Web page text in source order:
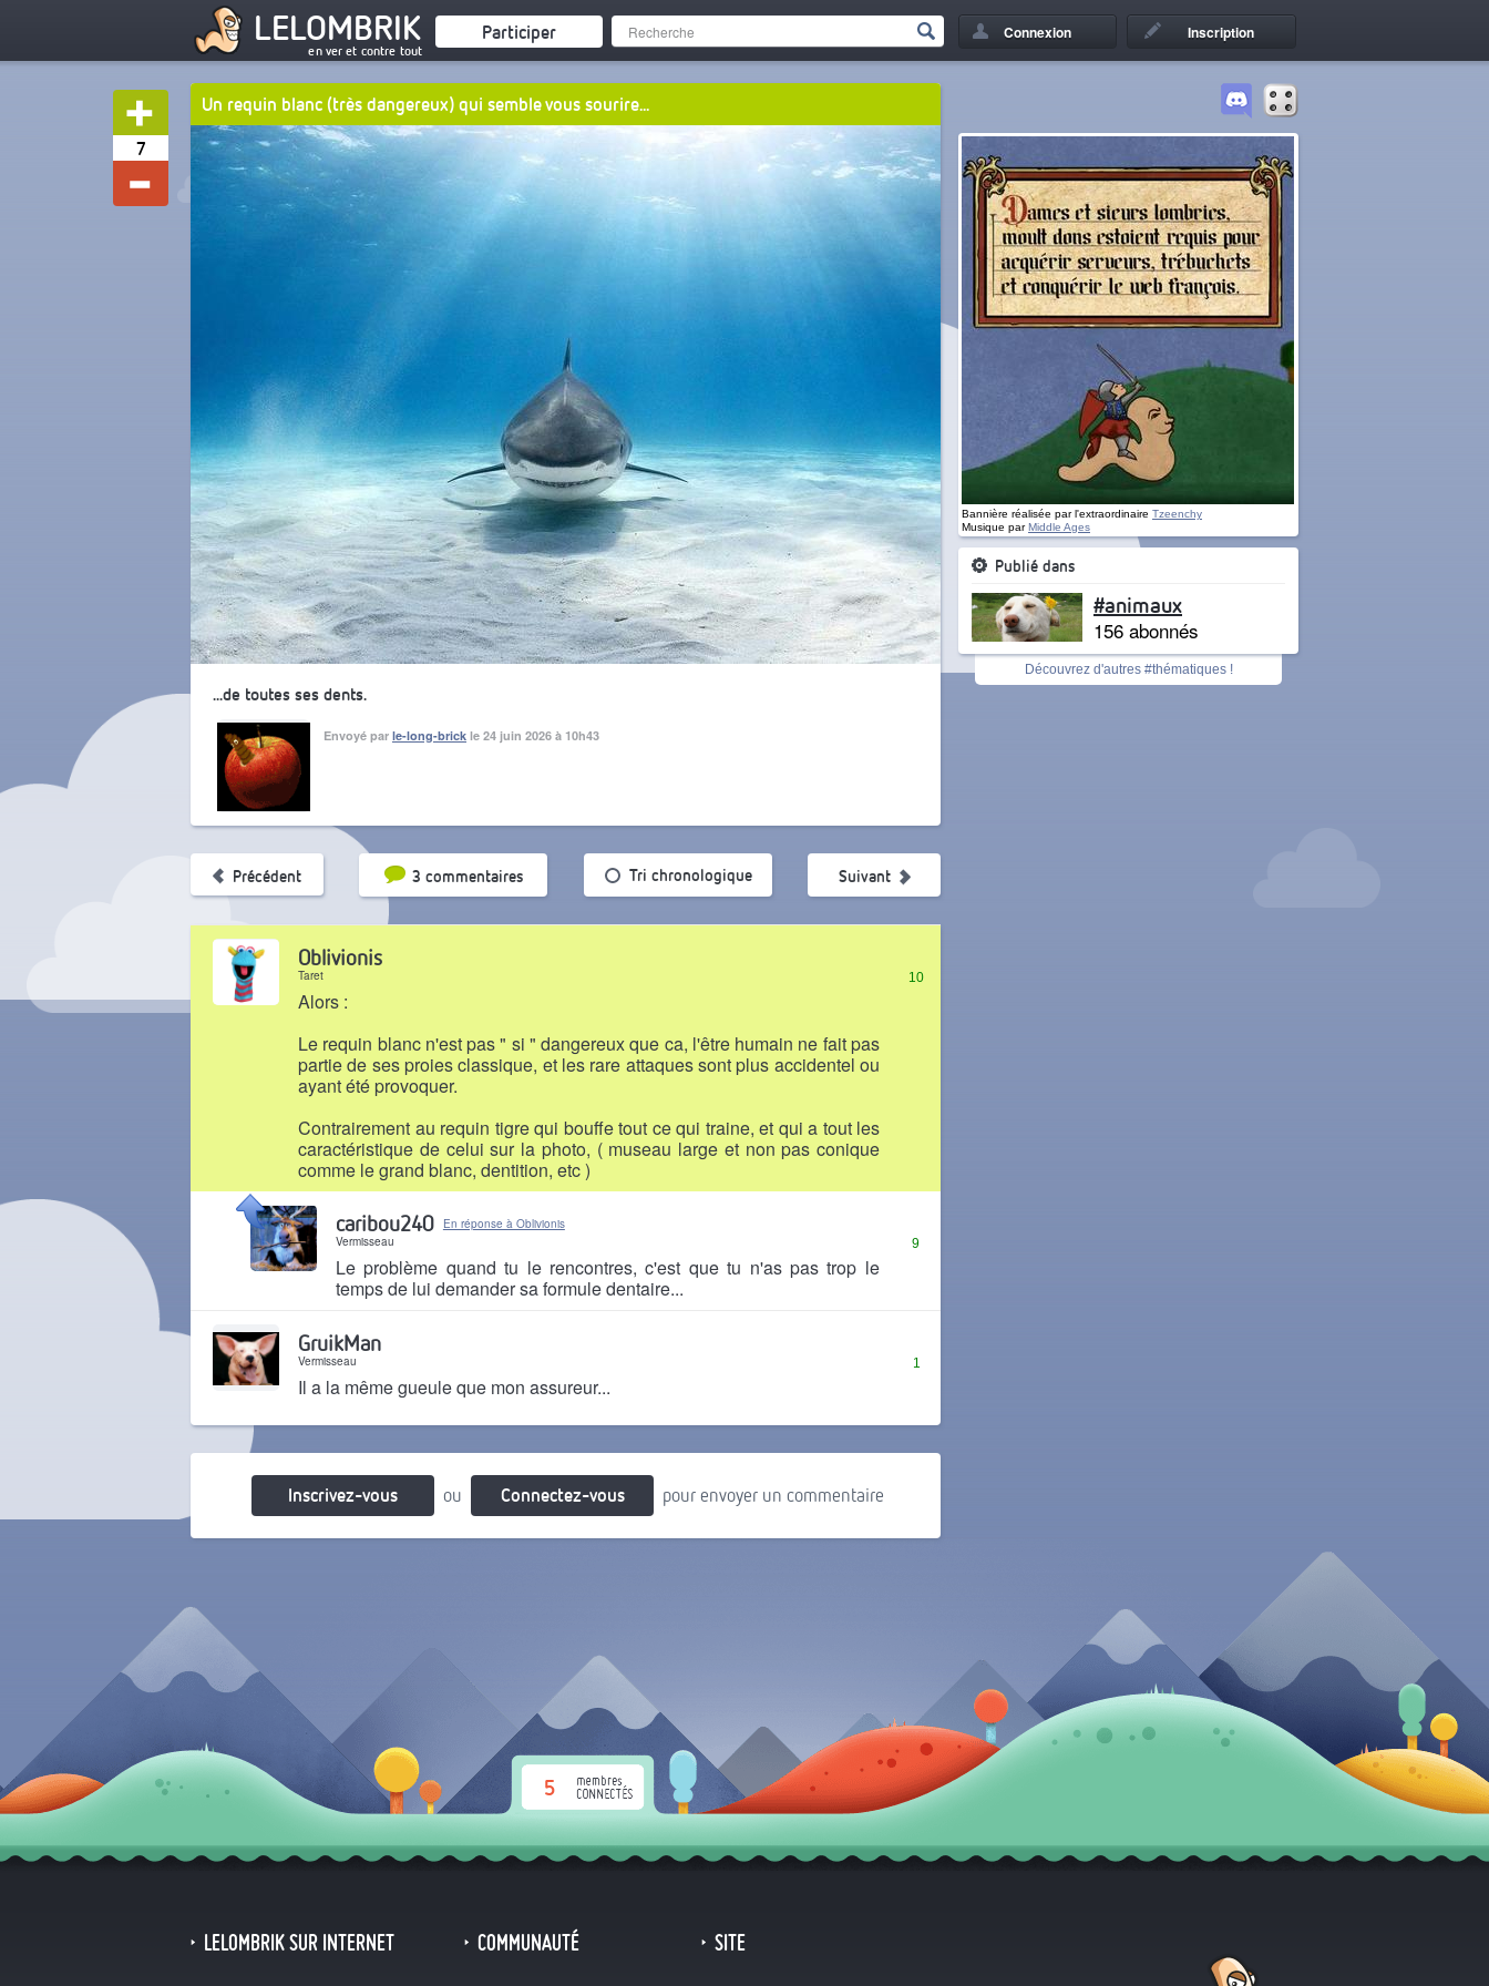
LELOMBRIK
en ver et contre tout
Participer Connexion Inscription
7
Un requin blanc (très dangereux) qui semble vous sourire...
...de toutes ses dents.
Envoyé par le-long-brick le 24 juin 2026 à 10h43
Précédent 3 commentaires
Tri par popularité Tri chronologique Suivant
10
Oblivionis
Taret
Alors :
Le requin blanc n'est pas " si " dangereux que ca, l'être humain ne fait pas
partie de ses proies classique, et les rare attaques sont plus accidentel ou
ayant été provoquer.
Contrairement au requin tigre qui bouffe tout ce qui traine, et qui a tout les
caractéristique de celui sur la photo, ( museau large et non pas conique
comme le grand blanc, dentition, etc )
Il y a 2 mois
9
caribou240
En réponse à Oblivionis
Vermisseau
Le problème quand tu le rencontres, c'est que tu n'as pas trop le
temps de lui demander sa formule dentaire...
1
GruikMan
Vermisseau
Il a la même gueule que mon assureur...
Inscrivez-vous ou Connectez-vous pour envoyer un commentaire
Bannière réalisée par l'extraordinaire Tzeenchy
Musique parMiddle Ages
Publié dans
#animaux
156 abonnés
Découvrez d'autres #thématiques !
5
LELOMBRIK SUR INTERNET COMMUNAUTÉ SITE